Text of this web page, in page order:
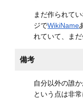
まだ作られて
ジでWikiName
れていて、ま
備考
自分以外の誰
という点は非